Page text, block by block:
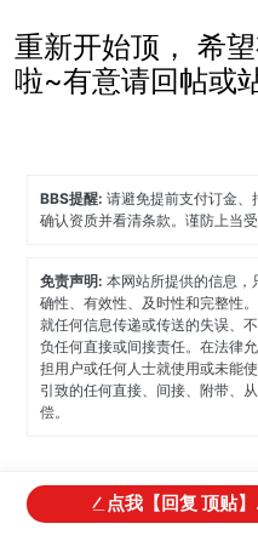
重新开始顶，希
啦~有意请回帖或
BBS提醒:请避免提前支付订金
确认资质并看清条款。谨防上当受
免责声明:本网站所提供的信息
确性、有效性、及时性和完整性
就任何信息传递或传送的失误、
负任何直接或间接责任。在法律
担用户或任何人士就使用或未能
引致的任何直接、间接、附带、
偿。
点我【回复 顶贴